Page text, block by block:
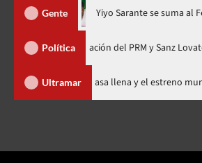
Gente
en nuevo horario Yiyo Sarante
Política
Organización del PRM y Sanz Lovatón le
Ultramar
celebra 15 años con una gala a casa llena y